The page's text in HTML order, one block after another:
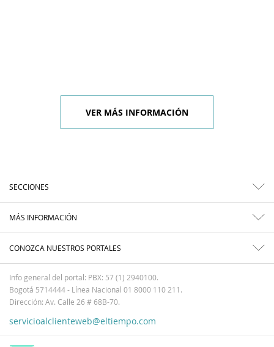
VER MÁS INFORMACIÓN
SECCIONES
MÁS INFORMACIÓN
CONOZCA NUESTROS PORTALES
Info general del portal: PBX: 57 (1) 2940100.
Bogotá 5714444 - Línea Nacional 01 8000 110 211.
Dirección: Av. Calle 26 # 68B-70.
servicioalclienteweb@eltiempo.com